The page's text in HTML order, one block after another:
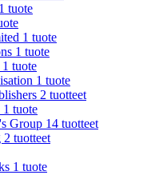
1 tuote
1 tuote
1 tuote
1 tuote
1 tuote
2 tuotteet
1 tuote
Group 14 tuotteet
2 tuotteet
1 tuote